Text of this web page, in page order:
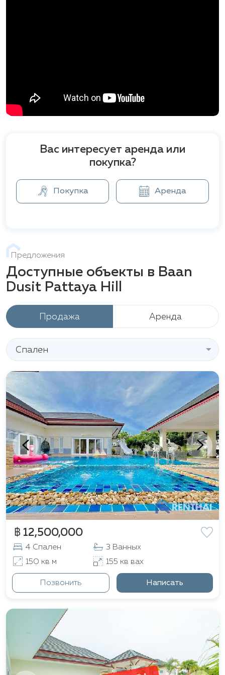
Вас интересует аренда или
покупка?
Покупка Аренда
Предложения
Доступные объекты в Baan
Dusit Pattaya Hill
Продажа Аренда
Спален
฿ 12,500,000
4 Спален
3 Ванных
150 кв м
155 кв вах
Позвонить Написать